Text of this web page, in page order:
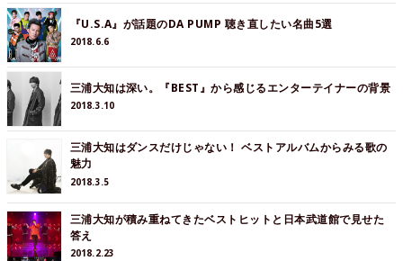
『U.S.A』が話題のDA PUMP 聴き直したい名曲5選
2018.6.6
三浦大知は深い。『BEST』から感じるエンターテイナーの背景
2018.3.10
三浦大知はダンスだけじゃない！ ベストアルバムからみる歌の
魅力
2018.3.5
三浦大知が積み重ねてきたベストヒットと日本武道館で見せた
答え
2018.2.23